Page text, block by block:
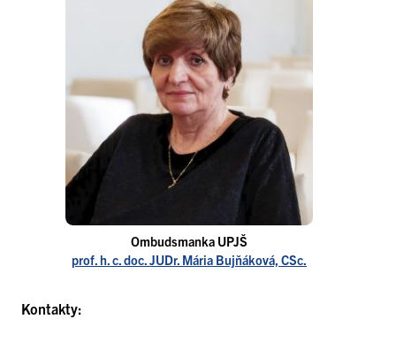
Ombudsmanka UPJŠ
prof. h. c. doc. JUDr. Mária Bujňáková, CSc.
Kontakty: